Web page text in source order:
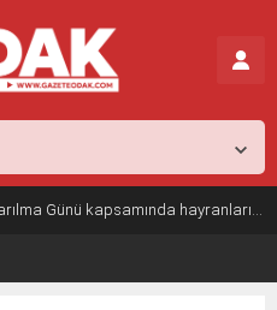
Tuğba Ünal, Dünya Sarılma Günü kapsamında hayranlarıyla buluştu